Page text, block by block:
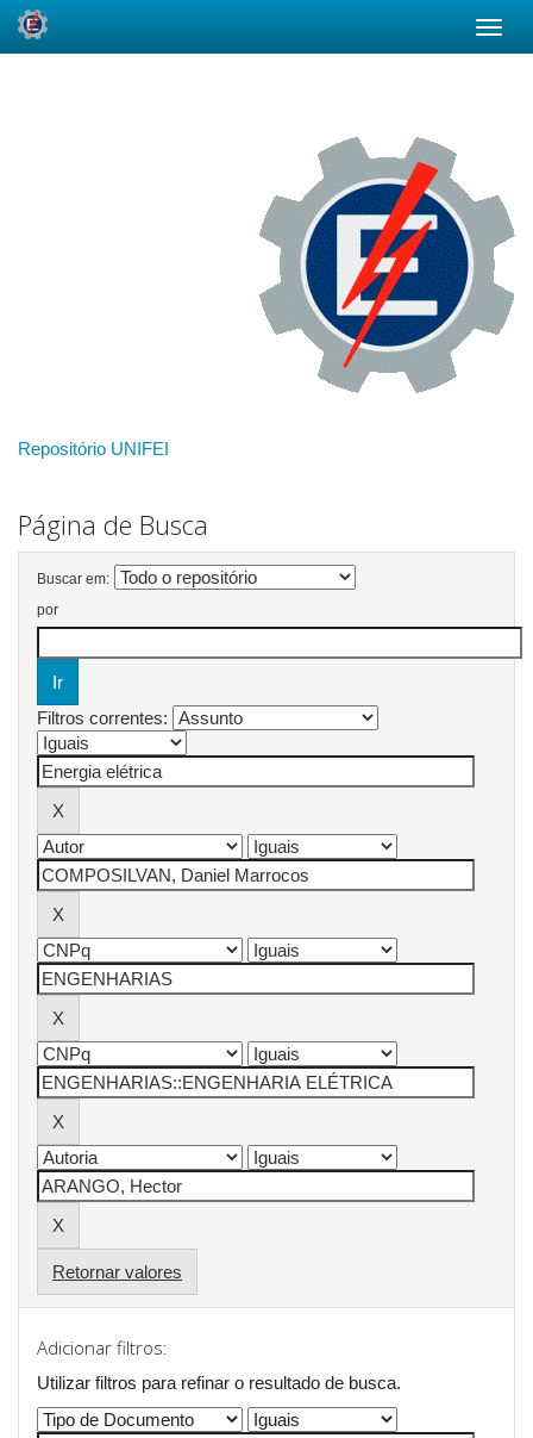
Repositório UNIFEI
Página de Busca
Buscar em:
por
Filtros correntes:
Retornar valores
Adicionar filtros:
Utilizar filtros para refinar o resultado de busca.